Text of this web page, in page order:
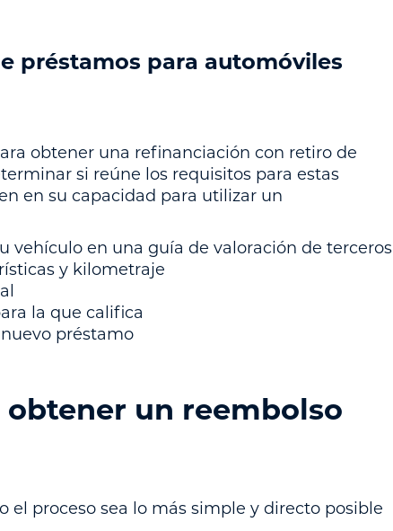
préstamos para automóviles
obtener una refinanciación con retiro de
si reúne los requisitos para estas
en su capacidad para utilizar un
vehículo en una guía de valoración de terceros
y kilometraje
la que califica
préstamo
un reembolso
el proceso sea lo más simple y directo posible